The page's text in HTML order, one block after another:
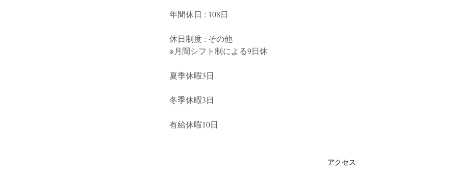
年間休日 : 108日
休日制度 : その他
※月間シフト制による9日休
夏季休暇3日
冬季休暇3日
有給休暇10日
アクセス